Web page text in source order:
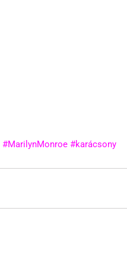
#MarilynMonroe #karácsony